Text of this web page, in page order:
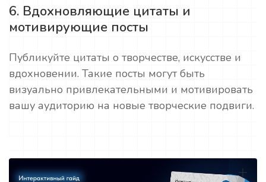
6. Вдохновляющие цитаты и
мотивирующие посты
Публикуйте цитаты о творчестве, искусстве и
вдохновении. Такие посты могут быть
визуально привлекательными и мотивировать
вашу аудиторию на новые творческие подвиги.